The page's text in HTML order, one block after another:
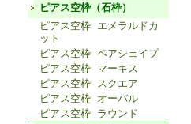
ピアス空枠（石枠）
ピアス空枠 エメラルドカ
ット
ピアス空枠 ペアシェイプ
ピアス空枠 マーキス
ピアス空枠 スクエア
ピアス空枠 オーバル
ピアス空枠 ラウンド